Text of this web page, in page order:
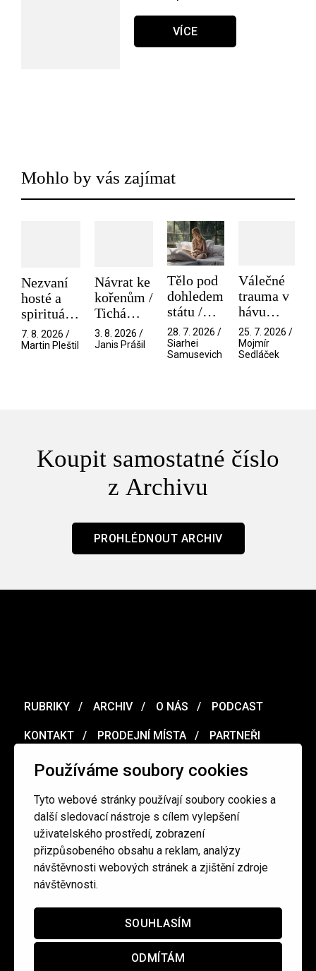
Používáme soubory cookies
Tyto webové stránky používají soubory cookies a
další sledovací nástroje s cílem vylepšení
uživatelského prostředí, zobrazení
přizpůsobeného obsahu a reklam, analýzy
návštěvnosti webových stránek a zjištění zdroje
návštěvnosti.
SOUHLASÍM
ODMÍTÁM
VÍCE
Mohlo by vás zajímat
Nezvaní
hosté a
spirituální
narušitelé
z vesmíru
7. 8. 2026 /
Martin Pleštil
Návrat ke
kořenům /
Tichá
přítelkyně
3. 8. 2026 /
Janis Prášil
Tělo pod
dohledem
státu /
Pramen
28. 7. 2026 /
Siarhei
Samusevich
Válečné
trauma v
hávu
spektáklu
/ Odyssea
25. 7. 2026 /
Mojmír
Sedláček
Koupit samostatné číslo
z Archivu
PROHLÉDNOUT ARCHIV
RUBRIKY ARCHIV O NÁS PODCAST
KONTAKT PRODEJNÍ MÍSTA PARTNEŘI
MERCH VOUCHER
Ochrana osobních údajů / Obchodní podmínky
redakce@cinepur.cz